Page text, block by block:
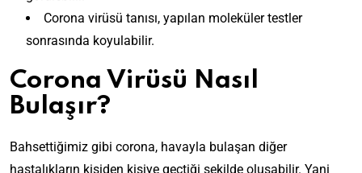
Corona virüsü tanısı, yapılan moleküler testler
sonrasında koyulabilir.
Corona Virüsü Nasıl
Bulaşır?
Bahsettiğimiz gibi corona, havayla bulaşan diğer
hastalıkların kişiden kişiye geçtiği şekilde oluşabilir. Yani